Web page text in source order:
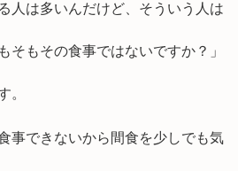
人は多いんだけど、そういう人は
そもその食事ではないですか？」
。
事できないから間食を少しでも気